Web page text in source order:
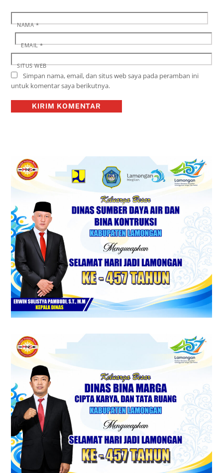
NAMA*
EMAIL*
SITUS WEB
Simpan nama, email, dan situs web saya pada peramban ini
untuk komentar saya berikutnya.